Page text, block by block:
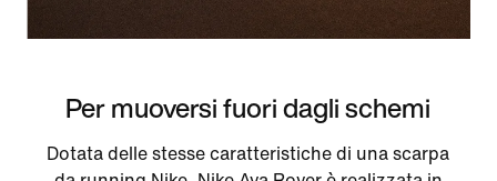
Per muoversi fuori dagli schemi
Dotata delle stesse caratteristiche di una scarpa